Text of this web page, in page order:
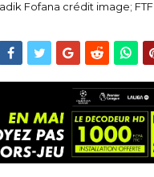
Fofana crédit image; FTF